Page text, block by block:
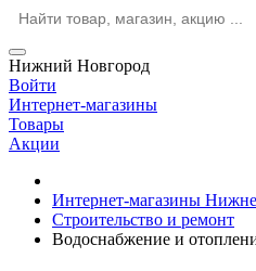
Нижний Новгород
Войти
Интернет-магазины
Товары
Акции
Интернет-магазины
Строительство и ремонт
Водоснабжение и